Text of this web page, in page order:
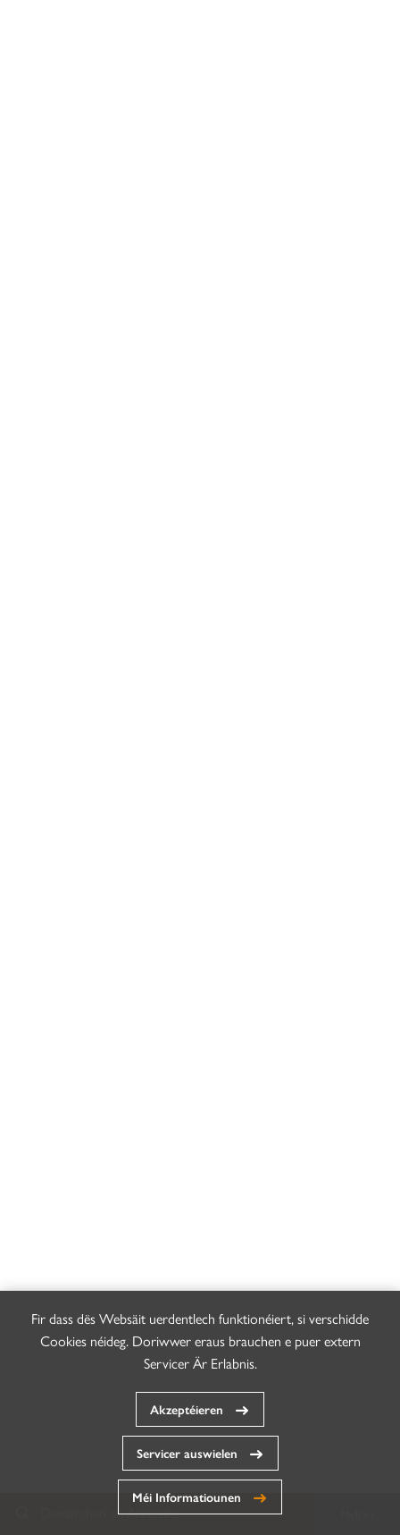
Demarchen an Annuaire
Fir dass dës Websäit uerdentlech funktionéiert, si verschidde
Cookies néideg. Doriwwer eraus brauchen e puer extern
Servicer Är Erlabnis.
Akzeptéieren
Servicer auswielen
Méi Informatiounen